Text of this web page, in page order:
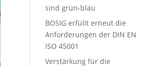
sind grün-blau
BOSIG erfüllt erneut die
Anforderungen der DIN EN
ISO 45001
Verstärkung für die